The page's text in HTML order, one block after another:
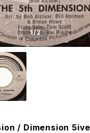
1/2
/ Dimension